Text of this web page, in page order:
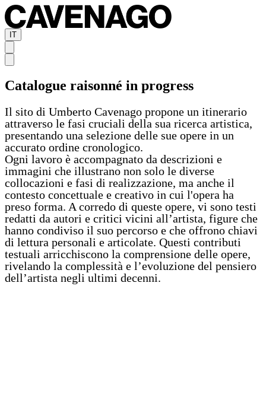
IT
Catalogue raisonné in progress
Il sito di Umberto Cavenago propone un itinerario
attraverso le fasi cruciali della sua ricerca artistica,
presentando una selezione delle sue opere in un
accurato ordine cronologico.
Ogni lavoro è accompagnato da descrizioni e
immagini che illustrano non solo le diverse
collocazioni e fasi di realizzazione, ma anche il
contesto concettuale e creativo in cui l'opera ha
preso forma. A corredo di queste opere, vi sono testi
redatti da autori e critici vicini all’artista, figure che
hanno condiviso il suo percorso e che offrono chiavi
di lettura personali e articolate. Questi contributi
testuali arricchiscono la comprensione delle opere,
rivelando la complessità e l’evoluzione del pensiero
dell’artista negli ultimi decenni.